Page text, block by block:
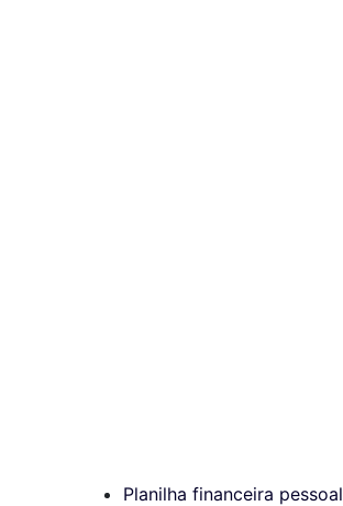
Planilha financeira pessoal